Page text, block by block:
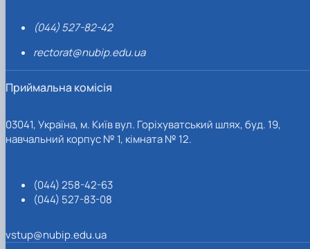
(044) 527-82-42
rectorat@nubip.edu.ua
Приймальна комісія
03041, Україна, м. Київ вул. Горіхуватський шлях, буд. 19,
навчальний корпус № 1, кімната № 12.
(044) 258-42-63
(044) 527-83-08
vstup@nubip.edu.ua